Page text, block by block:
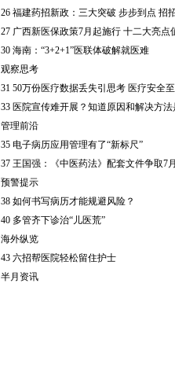
26 福建药招新政：三大突破 步步到点 招
27 广西新医保政策7月起施行 十二大亮点
30 海南：“3+2+1”医联体破解就医难
观察思考
31 50万份医疗数据丢失引思考 医疗安全
33 医院宣传难开展？知道原因和解决方法
管理前沿
35 电子病历应用管理有了“新标尺”
37 王国强：《中医药法》配套文件争取7月
预警提示
38 如何书写病历才能规避风险？
40 多管齐下诊治“儿医荒”
海外纵览
43 六招帮医院轻松留住护士
半月资讯